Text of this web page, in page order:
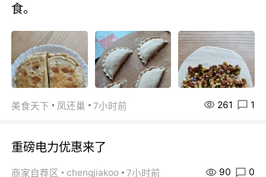
食。
美食天下 凤还巢 7小时前 261 1
重磅电力优惠来了
商家自荐区 chengjiakoo 7小时前 90 0